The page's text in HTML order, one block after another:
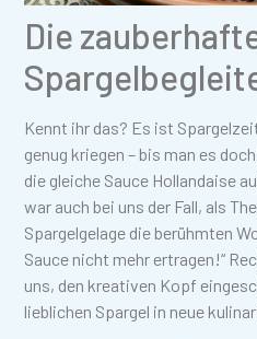
Die
Kennt ihr das? Es ist
genug kriegen – bis man es
die gleiche Sauce Hollandaise
war auch bei uns der Fall, als
Spargelgelage die berühmten
Sauce nicht mehr ertragen!“
uns, den kreativen Kopf
lieblichen Spargel in neue